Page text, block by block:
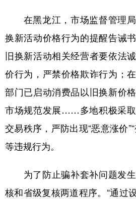
在黑龙江，市场监督管理局
换新活动价格行为的提醒告诫
旧换新活动相关经营者要依法
价行为，严禁价格欺诈行为；
部门已启动消费品以旧换新价
市场规范发展……多地积极采
交易秩序，严防出现“恶意涨价
等违规行为。
为了防止骗补套补问题发生
核和省级复核两道程序。“通过